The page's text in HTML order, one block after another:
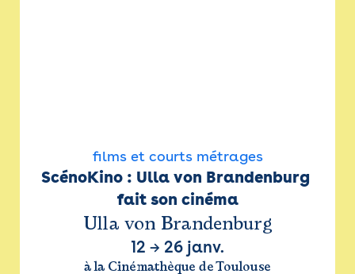
films et courts métrages
ScénoKino : Ulla von Brandenburg
fait son cinéma
Ulla von Brandenburg
12 → 26 janv.
à la Cinémathèque de Toulouse